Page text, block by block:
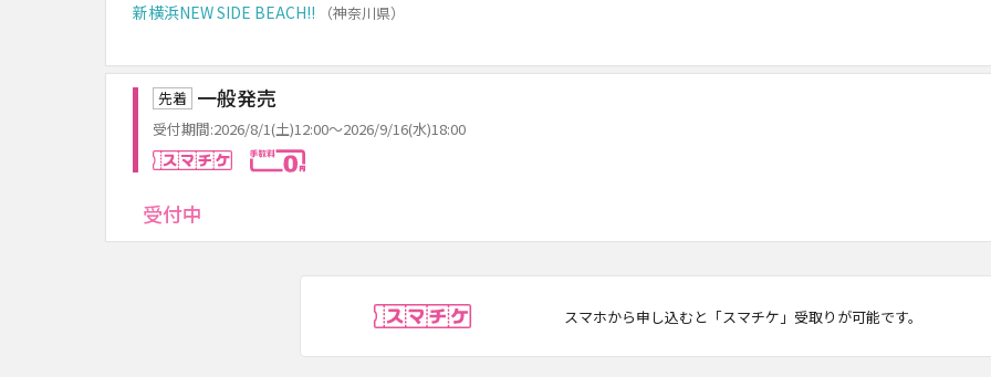
新横浜NEW SIDE BEACH!! （神奈川県）
先着 一般発売
受付期間:2026/8/1(土)12:00～2026/9/16(水)18:00
スマチケ
受付中
スマホから申し込むと「スマチケ」受取りが可能です。